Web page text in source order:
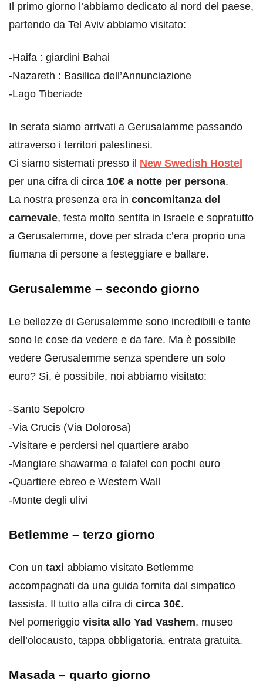
Il primo giorno l’abbiamo dedicato al nord del paese,
partendo da Tel Aviv abbiamo visitato:
-Haifa : giardini Bahai
-Nazareth : Basilica dell’Annunciazione
-Lago Tiberiade
In serata siamo arrivati a Gerusalamme passando
attraverso i territori palestinesi.
Ci siamo sistemati presso il New Swedish Hostel
per una cifra di circa 10€ a notte per persona.
La nostra presenza era in concomitanza del
carnevale, festa molto sentita in Israele e sopratutto
a Gerusalemme, dove per strada c’era proprio una
fiumana di persone a festeggiare e ballare.
Gerusalemme – secondo giorno
Le bellezze di Gerusalemme sono incredibili e tante
sono le cose da vedere e da fare. Ma è possibile
vedere Gerusalemme senza spendere un solo
euro? Sì, è possibile, noi abbiamo visitato:
-Santo Sepolcro
-Via Crucis (Via Dolorosa)
-Visitare e perdersi nel quartiere arabo
-Mangiare shawarma e falafel con pochi euro
-Quartiere ebreo e Western Wall
-Monte degli ulivi
Betlemme – terzo giorno
Con un taxi abbiamo visitato Betlemme
accompagnati da una guida fornita dal simpatico
tassista. Il tutto alla cifra di circa 30€.
Nel pomeriggio visita allo Yad Vashem, museo
dell’olocausto, tappa obbligatoria, entrata gratuita.
Masada – quarto giorno